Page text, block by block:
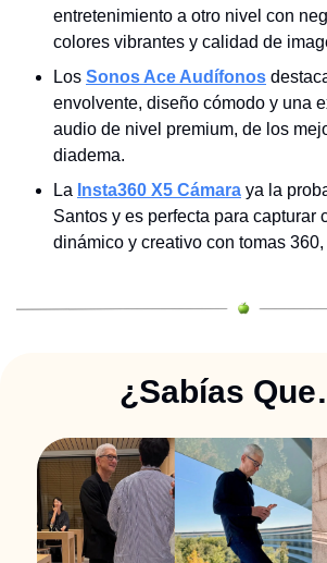
entretenimiento a otro nivel con
colores vibrantes y calidad de
Los Sonos Ace Audífonos
envolvente, diseño cómodo y una
audio de nivel premium, de los
diadema.
La Insta360 X5 Cámara ya la
Santos y es perfecta para capturar
dinámico y creativo con tomas
¿Sabías